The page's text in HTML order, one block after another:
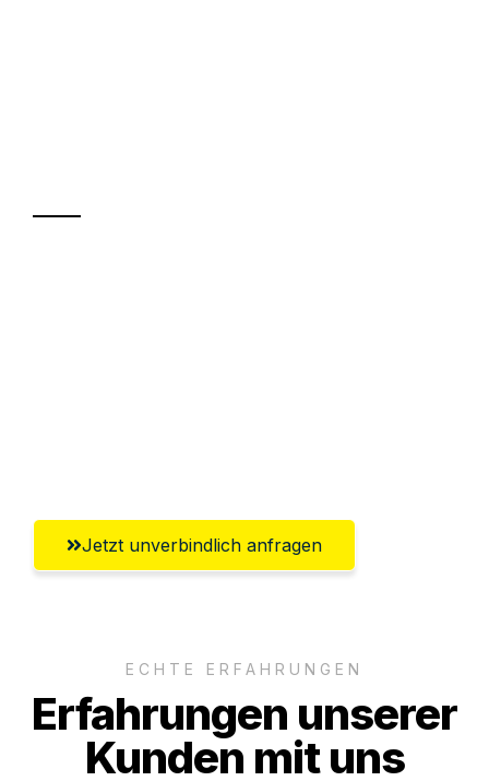
Jetzt unverbindlich anfragen
ECHTE ERFAHRUNGEN
Erfahrungen unserer
Kunden mit uns